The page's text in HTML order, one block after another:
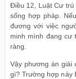
Điều 12, Luật Cư trú
sống hợp pháp.
đương với việc
minh mình đang
ràng.
Vậy phương án giải
gì? Trường hợp này